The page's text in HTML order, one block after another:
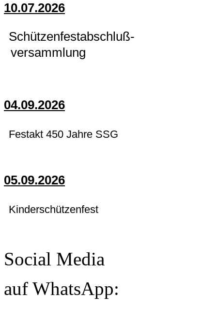
10.07.2026
Schützenfestabschluß-
versammlung
04.09.2026
Festakt 450 Jahre SSG
05.09.2026
Kinderschützenfest
Social Media
auf WhatsApp: